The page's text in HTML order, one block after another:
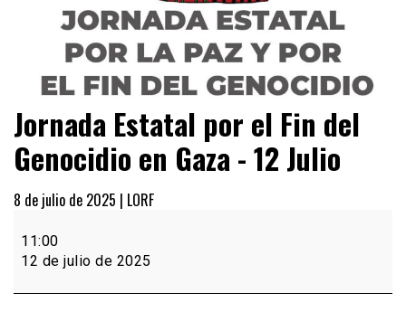
Jornada Estatal por el Fin del
Genocidio en Gaza - 12 Julio
8 de julio de 2025 | LORF
Estatal
por
Fin
11:00
12 de julio de 2025